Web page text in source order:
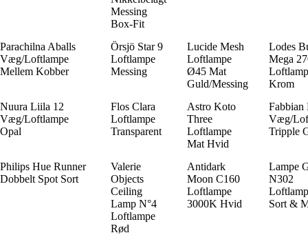
Messing
Box-Fit
Parachilna Aballs
Væg/Loftlampe
Mellem Kobber
Örsjö Star 9
Loftlampe
Messing
Lucide Mesh
Loftlampe
Ø45 Mat
Guld/Messing
Lodes
Mega
Krom
Nuura Liila 12
Væg/Loftlampe
Opal
Flos Clara
Loftlampe
Transparent
Astro Koto
Three
Loftlampe
Mat Hvid
Fabbian
Væg/
Tripple
Philips Hue Runner
Dobbelt Spot Sort
Valerie
Objects
Ceiling
Lamp N°4
Loftlampe
Rød
Antidark
Moon C160
Loftlampe
3000K Hvid
Lampe
N302
Sort &